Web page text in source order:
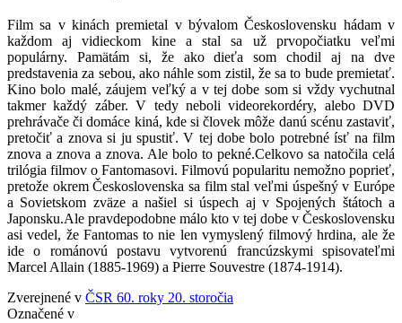
Film sa v kinách premietal v bývalom Československu hádam v
každom aj vidieckom kine a stal sa už prvopočiatku veľmi
populárny. Pamätám si, že ako dieťa som chodil aj na dve
predstavenia za sebou, ako náhle som zistil, že sa to bude premietať.
Kino bolo malé, záujem veľký a v tej dobe som si vždy vychutnal
takmer každý záber. V tedy neboli videorekordéry, alebo DVD
prehrávače či domáce kiná, kde si človek môže danú scénu zastaviť,
pretočiť a znova si ju spustiť. V tej dobe bolo potrebné ísť na film
znova a znova a znova. Ale bolo to pekné.Celkovo sa natočila celá
trilógia filmov o Fantomasovi. Filmovú popularitu nemožno poprieť,
pretože okrem Československa sa film stal veľmi úspešný v Európe
a Sovietskom zväze a našiel si úspech aj v Spojených štátoch a
Japonsku.Ale pravdepodobne málo kto v tej dobe v Československu
asi vedel, že Fantomas to nie len vymyslený filmový hrdina, ale že
ide o románovú postavu vytvorenú francúzskymi spisovateľmi
Marcel Allain (1885-1969) a Pierre Souvestre (1874-1914).
Zverejnené v ČSR 60. roky 20. storočia
Označené v